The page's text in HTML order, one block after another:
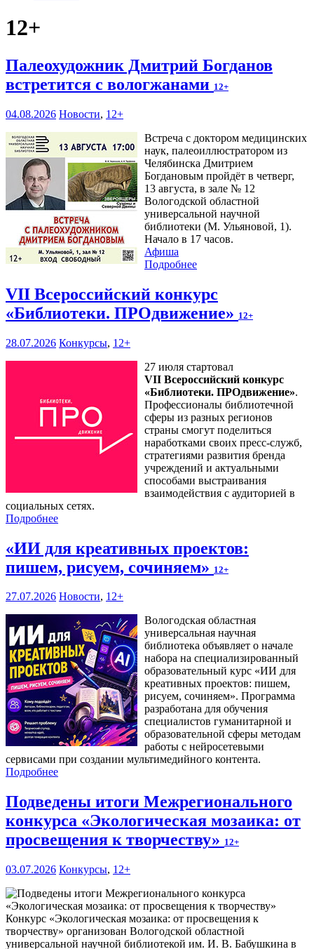
12+
Палеохудожник Дмитрий Богданов
встретится с вологжанами 12+
04.08.2026 Новости, 12+
Встреча с доктором медицинских
наук, палеоиллюстратором из
Челябинска Дмитрием
Богдановым пройдёт в четверг,
13 августа, в зале № 12
Вологодской областной
универсальной научной
библиотеки (М. Ульяновой, 1).
Начало в 17 часов.
Афиша
Подробнее
VII Всероссийский конкурс
«Библиотеки. ПРОдвижение» 12+
28.07.2026 Конкурсы, 12+
27 июля стартовал
VII Всероссийский конкурс
«Библиотеки. ПРОдвижение».
Профессионалы библиотечной
сферы из разных регионов
страны смогут поделиться
наработками своих пресс-служб,
стратегиями развития бренда
учреждений и актуальными
способами выстраивания
взаимодействия с аудиторией в
социальных сетях.
Подробнее
«ИИ для креативных проектов:
пишем, рисуем, сочиняем» 12+
27.07.2026 Новости, 12+
Вологодская областная
универсальная научная
библиотека объявляет о начале
набора на специализированный
образовательный курс «ИИ для
креативных проектов: пишем,
рисуем, сочиняем». Программа
разработана для обучения
специалистов гуманитарной и
образовательной сферы методам
работы с нейросетевыми
сервисами при создании мультимедийного контента.
Подробнее
Подведены итоги Межрегионального
конкурса «Экологическая мозаика: от
просвещения к творчеству» 12+
03.07.2026 Конкурсы, 12+
Конкурс «Экологическая мозаика: от просвещения к
творчеству» организован Вологодской областной
универсальной научной библиотекой им. И. В. Бабушкина в